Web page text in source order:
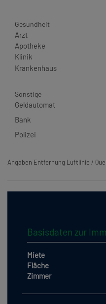
Gesundheit
Arzt
Apotheke
Klinik
Krankenhaus
Sonstige
Geldautomat
Bank
Polizei
Angaben Entfernung Luftlinie /
Basisdaten zur
Miete
Fläche
Zimmer